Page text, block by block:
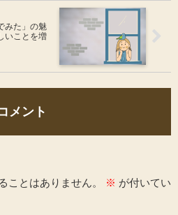
みた」の魅
いことを増
メント
ことはありません。 ※ が付いてい